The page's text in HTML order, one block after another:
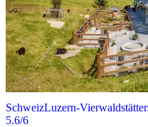
SchweizLuzern-
5.6/6